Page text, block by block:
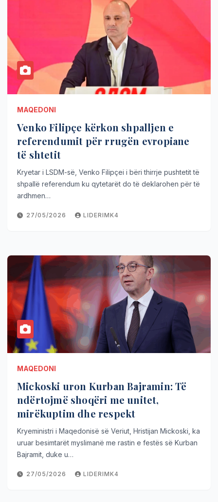
MAQEDONI
Venko Filipçe kërkon shpalljen e
referendumit për rrugën evropiane
të shtetit
Kryetar i LSDM-së, Venko Filipçei i bëri thirrje pushtetit të
shpallë referendum ku qytetarët do të deklarohen për të
ardhmen…
27/05/2026 LIDERIMK4
MAQEDONI
Mickoski uron Kurban Bajramin: Të
ndërtojmë shoqëri me unitet,
mirëkuptim dhe respekt
Kryeministri i Maqedonisë së Veriut, Hristijan Mickoski, ka
uruar besimtarët myslimanë me rastin e festës së Kurban
Bajramit, duke u…
27/05/2026 LIDERIMK4